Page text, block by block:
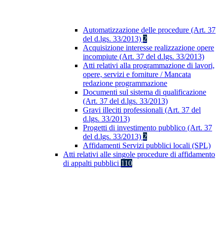
Automatizzazione delle procedure (Art. 37
del d.lgs. 33/2013) 2
Acquisizione interesse realizzazione opere
incompiute (Art. 37 del d.lgs. 33/2013)
Atti relativi alla programmazione di lavori,
opere, servizi e forniture / Mancata
redazione programmazione
Documenti sul sistema di qualificazione
(Art. 37 del d.lgs. 33/2013)
Gravi illeciti professionali (Art. 37 del
d.lgs. 33/2013)
Progetti di investimento pubblico (Art. 37
del d.lgs. 33/2013) 2
Affidamenti Servizi pubblici locali (SPL)
Atti relativi alle singole procedure di affidamento
di appalti pubblici 110